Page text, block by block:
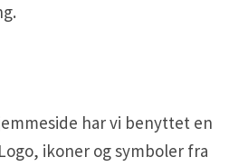
har vi benyttet en
ikoner og symboler fra